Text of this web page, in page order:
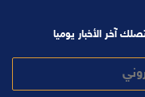
آخر الأخبار يوميا